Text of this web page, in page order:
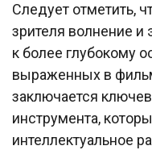
Следует отметить,
зрителя волнение и
к более глубокому
выраженных в
заключается
инструмента,
интеллектуальное